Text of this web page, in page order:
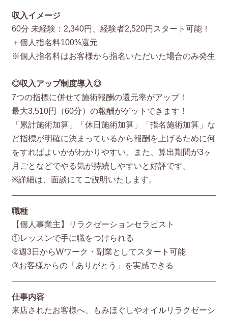
収入イメージ
60分 未経験：2,340円、経験者2,520円スタート可能！
＋個人指名料100%還元
※個人指名料はお客様から指名いただいた場合のみ発生
◎収入アップ制度導入◎
7つの指標に併せて施術報酬の還元率がアップ！
最大3,510円（60分）の報酬がゲットできます！
「累計施術加算」「休日施術加算」「指名施術加算」な
ど指標が明確に決まっているから報酬を上げるために何
をすればよいかがわかりやすい。また、算出期間が3ヶ
月ごとなどでやる気が持続しやすいと好評です。
※詳細は、面談にてご説明いたします。
職種
【個人事業主】リラクゼーションセラピスト
①レッスンで手に職をつけられる
②週3日からWワーク・副業としてスタート可能
③お客様からの「ありがとう」を実感できる
仕事内容
来店されたお客様へ、もみほぐしやオイルリラクゼーシ